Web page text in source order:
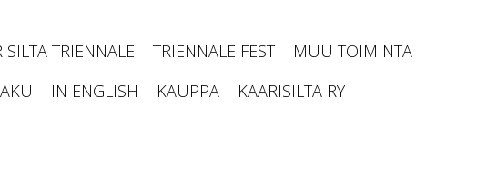
TRIENNALE TRIENNALE FEST
MUU TOIMINTA
IN ENGLISH KAUPPA
KAARISILTA RY